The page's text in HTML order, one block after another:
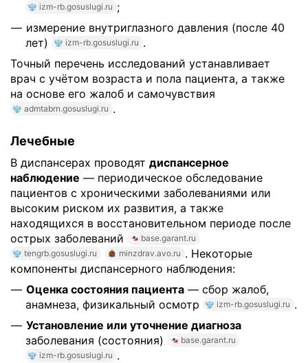
izm-rb.gosuslugi.ru ;
измерение внутриглазного давления (после 40
лет)
izm-rb.gosuslugi.ru .
Точный перечень исследований устанавливает
врач с учётом возраста и пола пациента, а также
на основе его жалоб и самочувствия
admtabrn.gosuslugi.ru .
Лечебные
В диспансерах проводят диспансерное
наблюдение — периодическое обследование
пациентов с хроническими заболеваниями или
высоким риском их развития, а также
находящихся в восстановительном периоде после
острых заболеваний
base.garant.ru
tengrb.gosuslugi.ru
minzdrav.avo.ru . Некоторые
компоненты диспансерного наблюдения:
Оценка состояния пациента — сбор жалоб,
анамнеза, физикальный осмотр
izm-rb.gosuslugi.ru .
Установление или уточнение диагноза
заболевания (состояния)
base.garant.ru
izm-rb.gosuslugi.ru .